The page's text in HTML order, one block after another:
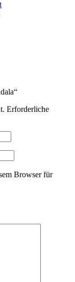
Erforderliche
Browser für